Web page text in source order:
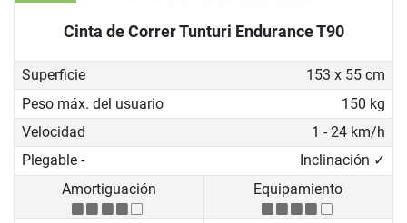
Cinta de Correr Tunturi Endurance T90
Superficie
153 x 55 cm
Peso máx. del usuario
150 kg
Velocidad
1 - 24 km/h
Plegable -
Inclinación ✓
Amortiguación
Equipamiento